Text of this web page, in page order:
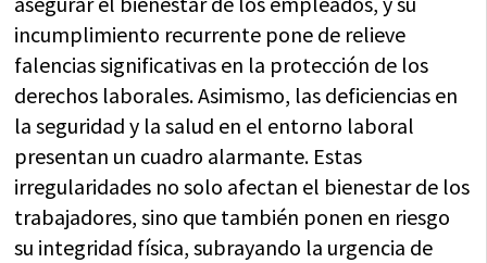
incumplimiento recurrente pone de relieve
falencias significativas en la protección de los
derechos laborales. Asimismo, las deficiencias en
la seguridad y la salud en el entorno laboral
presentan un cuadro alarmante. Estas
irregularidades no solo afectan el bienestar de los
trabajadores, sino que también ponen en riesgo
su integridad física, subrayando la urgencia de